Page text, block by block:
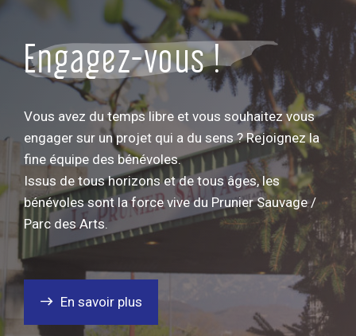
Engagez-vous !
Vous avez du temps libre et vous souhaitez vous
engager sur un projet qui a du sens ? Rejoignez la
fine équipe des bénévoles.
Issus de tous horizons et de tous âges, les
bénévoles sont la force vive du Prunier Sauvage /
Parc des Arts.
En savoir plus